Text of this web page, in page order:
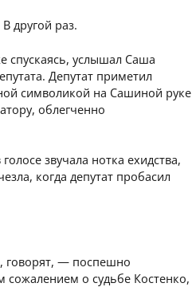
другой раз.
спускаясь, услышал Саша
Депутат приметил
символикой на Сашиной руке
облегченно
звучала нотка ехидства,
когда депутат пробасил
говорят, — поспешно
сожалением о судьбе Костенко,